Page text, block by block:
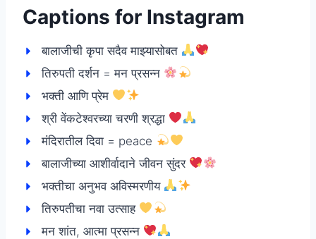
Captions for Instagram
बालाजीची कृपा सदैव माझ्यासोबत
तिरुपती दर्शन = मन प्रसन्न
भक्ती आणि प्रेम
श्री वेंकटेश्वरच्या चरणी श्रद्धा
मंदिरातील दिवा = peace
बालाजीच्या आशीर्वादाने जीवन सुंदर
भक्तीचा अनुभव अविस्मरणीय
तिरुपतीचा नवा उत्साह
मन शांत, आत्मा प्रसन्न